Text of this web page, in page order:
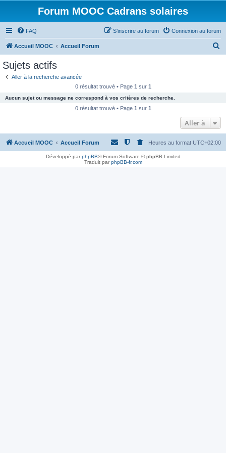
Forum MOOC Cadrans solaires
FAQ Connexion au forum
S’inscrire au forum
Accueil MOOC Accueil Forum
c
e
Sujets actifs
Aller à la recherche avancée
0 résultat trouvé • Page 1 sur 1
Aucun sujet ou message ne correspond à vos critères de recherche.
0 résultat trouvé • Page 1 sur 1
Aller à
Accueil MOOC Accueil Forum Heures au format UTC+02:00
Développé parphpBB® Forum Software © phpBB Limited
Traduit parphpBB-fr.com